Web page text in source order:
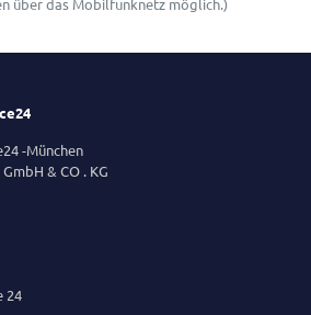
über das Mobilfunknetz möglich.)
-München
& CO . KG
24